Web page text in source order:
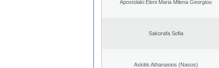
Apostolaki Eleni Maria Milena Georgiou
Sakorafa Sofia
Askitis Athanasios (Nasos)